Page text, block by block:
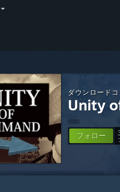
ダウンロード
Unity
フォロー